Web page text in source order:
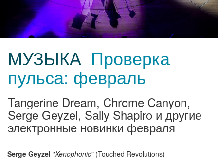
МУЗЫКА Проверка
пульса: февраль
Tangerine Dream, Chrome Canyon,
Serge Geyzel, Sally Shapiro и другие
электронные новинки февраля
Serge Geyzel "Xenophonic"(Touched Revolutions)